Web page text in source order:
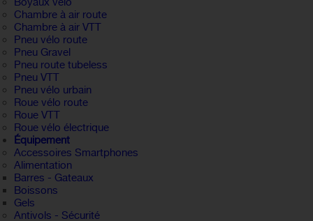
Chambre à air route
Chambre à air VTT
Pneu vélo route
Pneu Gravel
Pneu route tubeless
Pneu VTT
Pneu vélo urbain
Roue vélo route
Roue VTT
Roue vélo électrique
Équipement
Accessoires Smartphones
Alimentation
Barres - Gateaux
Boissons
Gels
Antivols - Sécurité